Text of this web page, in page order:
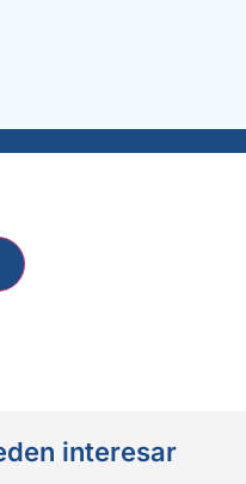
11 mm.
interesar